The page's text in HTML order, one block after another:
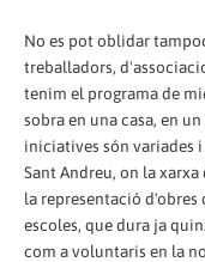
No es pot oblidar
treballadors,
tenim el programa de
sobra en una casa, en
iniciatives són variades
Sant Andreu, on la
la representació d'obres
escoles, que dura ja
com a voluntaris en la